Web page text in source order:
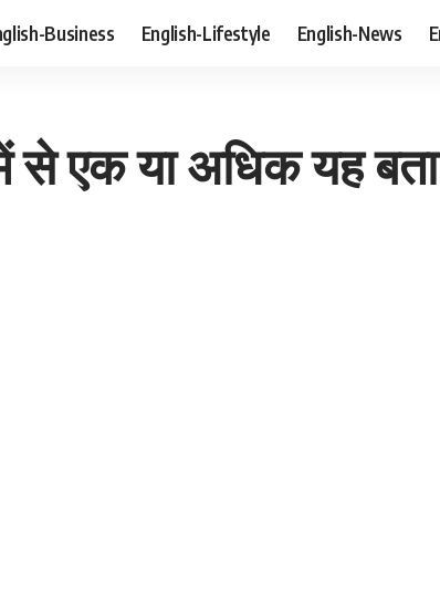
Business English-Lifestyle English-News
से एक या अधिक यह